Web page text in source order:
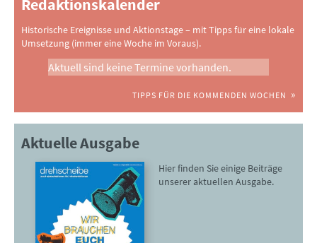
Redaktionskalender
Historische Ereignisse und Aktionstage – mit Tipps für eine lokale
Umsetzung (immer eine Woche im Voraus).
Aktuell sind keine Termine vorhanden.
TIPPS FÜR DIE KOMMENDEN WOCHEN
Aktuelle Ausgabe
Hier finden Sie einige Beiträge
unserer aktuellen Ausgabe.